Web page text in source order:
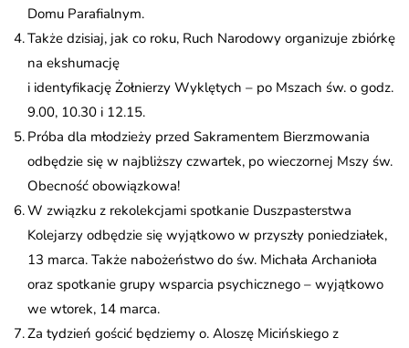
Domu Parafialnym.
Także dzisiaj, jak co roku, Ruch Narodowy organizuje zbiórkę
na ekshumację
i identyfikację Żołnierzy Wyklętych – po Mszach św. o godz.
9.00, 10.30 i 12.15.
Próba dla młodzieży przed Sakramentem Bierzmowania
odbędzie się w najbliższy czwartek, po wieczornej Mszy św.
Obecność obowiązkowa!
W związku z rekolekcjami spotkanie Duszpasterstwa
Kolejarzy odbędzie się wyjątkowo w przyszły poniedziałek,
13 marca. Także nabożeństwo do św. Michała Archanioła
oraz spotkanie grupy wsparcia psychicznego – wyjątkowo
we wtorek, 14 marca.
Za tydzień gościć będziemy o. Aloszę Micińskiego z